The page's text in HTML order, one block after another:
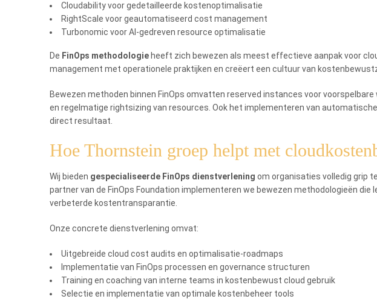
Cloudability voor gedetailleerde kostenoptimalisatie
RightScale voor geautomatiseerd cost management
Turbonomic voor AI-gedreven resource optimalisatie
De FinOps methodologie heeft zich bewezen als meest effectieve aanpak voor
management met operationele praktijken en creëert een cultuur van
Bewezen methoden binnen FinOps omvatten reserved instances voor
en regelmatige rightsizing van resources. Ook het implementeren van
direct resultaat.
Hoe Thornstein groep helpt met
Wij bieden gespecialiseerde FinOps dienstverlening om organisaties volledig grip
partner van de FinOps Foundation implementeren we bewezen methodologieën
verbeterde kostentransparantie.
Onze concrete dienstverlening omvat:
Uitgebreide cloud cost audits en optimalisatie-roadmaps
Implementatie van FinOps processen en governance structuren
Training en coaching van interne teams in kostenbewust cloud gebruik
Selectie en implementatie van optimale kostenbeheer tools